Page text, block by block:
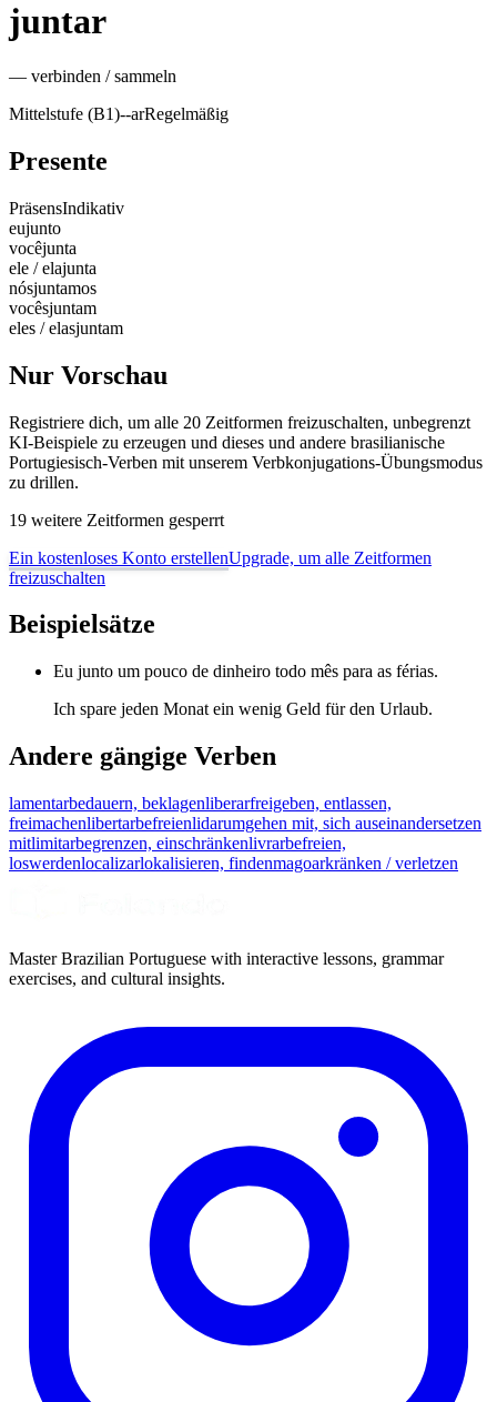
juntar
— verbinden / sammeln
Mittelstufe (B1)--arRegelmäßig
Presente
PräsensIndikativ
eujunto
vocêjunta
ele / elajunta
nósjuntamos
vocêsjuntam
eles / elasjuntam
Nur Vorschau
Registriere dich, um alle 20 Zeitformen freizuschalten, unbegrenzt
KI-Beispiele zu erzeugen und dieses und andere brasilianische
Portugiesisch-Verben mit unserem Verbkonjugations-Übungsmodus
zu drillen.
19 weitere Zeitformen gesperrt
Ein kostenloses Konto erstellenUpgrade, um alle Zeitformen
freizuschalten
Beispielsätze
Eu junto um pouco de dinheiro todo mês para as férias.
Ich spare jeden Monat ein wenig Geld für den Urlaub.
Andere gängige Verben
lamentarbedauern, beklagenliberarfreigeben, entlassen,
freimachenlibertarbefreienlidarumgehen mit, sich auseinandersetzen
mitlimitarbegrenzen, einschränkenlivrarbefreien,
loswerdenlocalizarlokalisieren, findenmagoarkränken / verletzen
Master Brazilian Portuguese with interactive lessons, grammar
exercises, and cultural insights.